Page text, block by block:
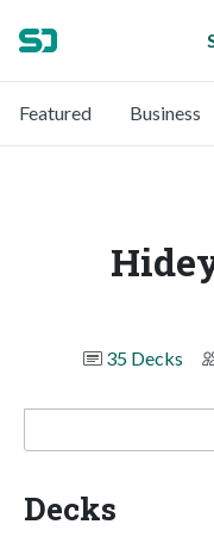
Featured Business
35 Decks
Decks